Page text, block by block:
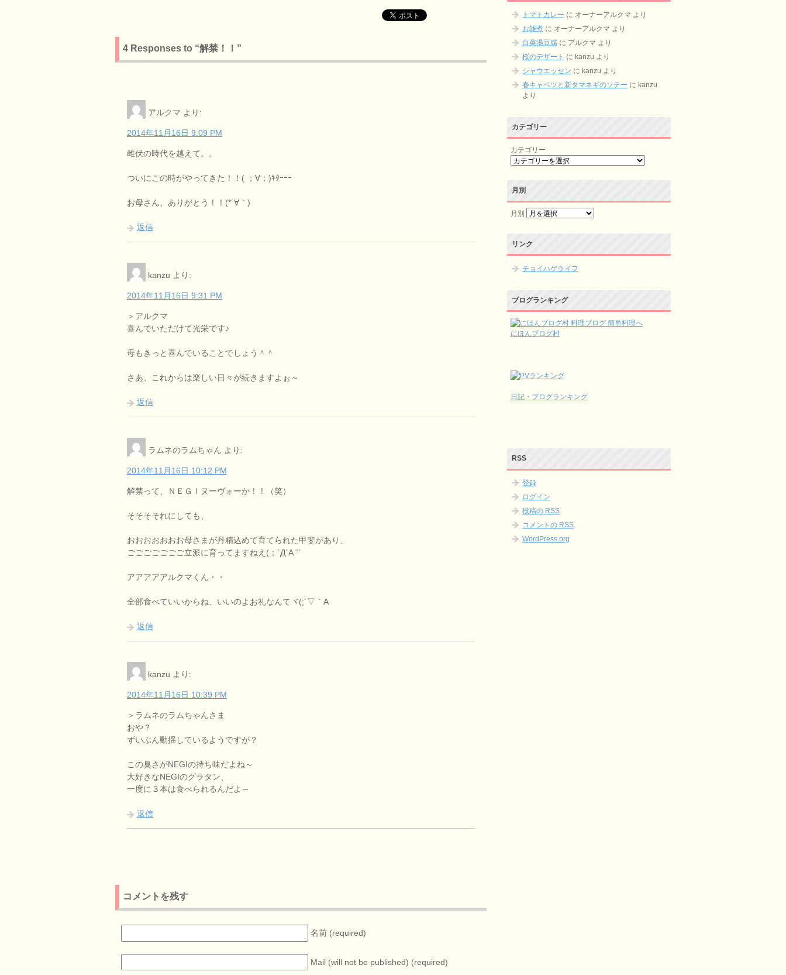
4 Responses to “解禁！！”
アルクマ より:
2014年11月16日 9:09 PM
雌伏の時代を越えて。。
ついにこの時がやってきた！！( ；∀；)ｷﾀｰｰｰ
お母さん、ありがとう！！(*´∀｀)
返信
kanzu より:
2014年11月16日 9:31 PM
＞アルクマ
喜んでいただけて光栄です♪
母もきっと喜んでいることでしょう＾＾
さあ、これからは楽しい日々が続きますよぉ～
返信
ラムネのラムちゃん より:
2014年11月16日 10:12 PM
解禁って、ＮＥＧＩヌーヴォーか！！（笑）
そそそそれにしても、
おおおおおおお母さまが丹精込めて育てられた甲斐があり、
ごごごごごごご立派に育ってますねえ(；´Д`A “`
アアアアアルクマくん・・
全部食べていいからね、いいのよお礼なんてヾ(;´▽｀A
返信
kanzu より:
2014年11月16日 10:39 PM
＞ラムネのラムちゃんさま
おや？
ずいぶん動揺しているようですが？
この臭さがNEGIの持ち味だよね～
大好きなNEGIのグラタン、
一度に３本は食べられるんだよ～
返信
コメントを残す
名前 (required)
Mail (will not be published) (required)
トマトカレー に オーナーアルクマ より
お雑煮に オーナーアルクマ より
白菜湯豆腐に アルクマ より
桜のデザート に kanzu より
シャウエッセン に kanzu より
春キャベツと新タマネギのソテー に kanzu
より
カテゴリー
カテゴリー
月別
月別
リンク
チョイハゲライフ
ブログランキング
にほんブログ村
日記・ブログランキング
RSS
登録
ログイン
投稿の RSS
コメントの RSS
WordPress.org